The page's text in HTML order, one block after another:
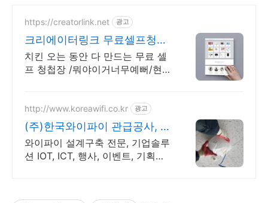
https://creatorlink.net 광고
크리에이터링크 무료셀프청첩
장
치킨 오는 동안 다 만드는 무료 셀
프 청첩장 /뭐야이거너무예뻐/현명
http://www.koreawifi.co.kr 광고
(주)한국와이파이 관급공사, 건
설공사 가능
와이파이 설계구축 전문, 기업솔루
션 IOT, ICT, 행사, 이벤트, 기획광